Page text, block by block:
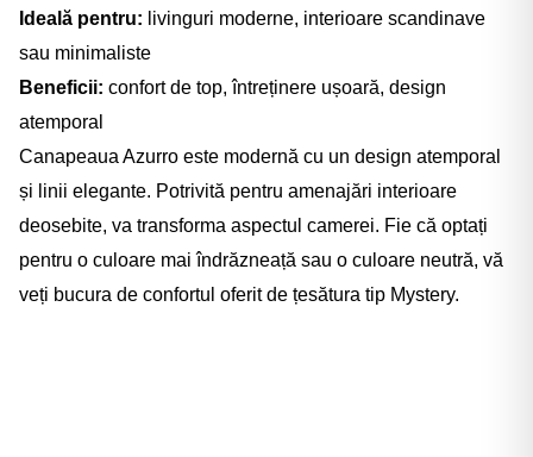
Ideală pentru: livinguri moderne, interioare scandinave
sau minimaliste
Beneficii: confort de top, întreținere ușoară, design
atemporal
Canapeaua Azurro este modernă cu un design atemporal
și linii elegante. Potrivită pentru amenajări interioare
deosebite, va transforma aspectul camerei. Fie că optați
pentru o culoare mai îndrăzneață sau o culoare neutră, vă
veți bucura de confortul oferit de țesătura tip Mystery.